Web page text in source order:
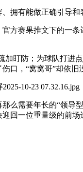
有能做正确引导和
方赛果推文下的一
盯防；为球队打
，“窝窝哥”却依
么需要年长的“领
回一位重量级的前场